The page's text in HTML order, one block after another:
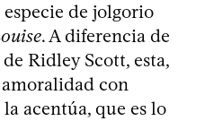
de jolgorio
. A diferencia de
Ridley Scott, esta,
amoralidad con
acentúa, que es lo